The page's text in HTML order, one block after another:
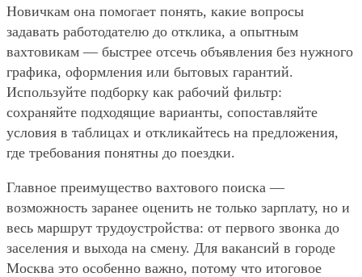
Новичкам она помогает понять, какие вопросы
задавать работодателю до отклика, а опытным
вахтовикам — быстрее отсечь объявления без нужного
графика, оформления или бытовых гарантий.
Используйте подборку как рабочий фильтр:
сохраняйте подходящие варианты, сопоставляйте
условия в таблицах и откликайтесь на предложения,
где требования понятны до поездки.
Главное преимущество вахтового поиска —
возможность заранее оценить не только зарплату, но и
весь маршрут трудоустройства: от первого звонка до
заселения и выхода на смену. Для вакансий в городе
Москва это особенно важно, потому что итоговое